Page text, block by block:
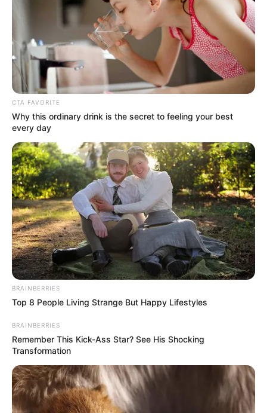
La falta de educación sexual y la presión social
sobre el cuerpo femenino han generado
inseguridades que muchas mujeres cargan en
silencio. Hoy, con información médica y
CTA FAVORITE
Why this ordinary drink is the secret to feeling your best
every day
BRAINBERRIES
Top 8 People Living Strange But Happy Lifestyles
BRAINBERRIES
Remember This Kick-Ass Star? See His Shocking
Transformation